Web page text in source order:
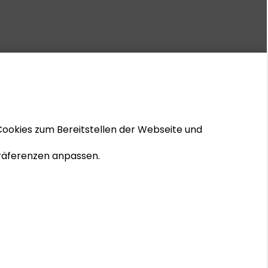
zum Bereitstellen der Webseite und
anpassen.